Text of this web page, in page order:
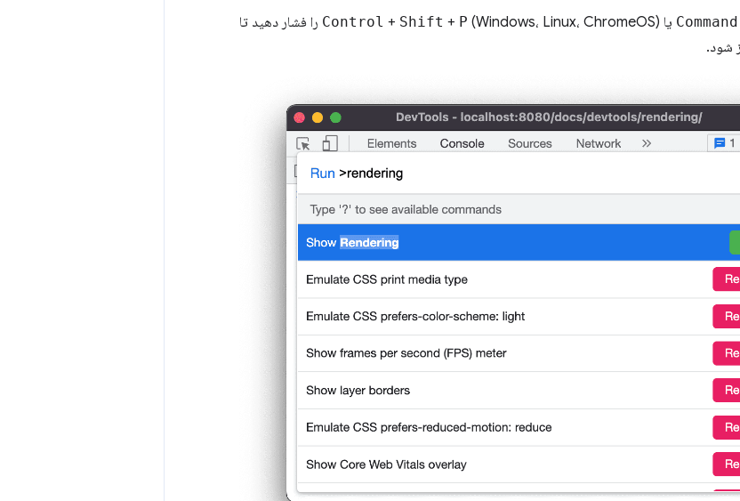
Command
Control + Shift + P (Windows، Linux، ChromeOS) را فشار دهید تا
شود.